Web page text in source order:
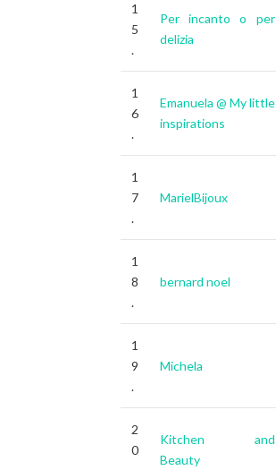
1
5
.
Per incanto o per
delizia
1
6
.
Emanuela @ My little
inspirations
1
7
.
MarielBijoux
1
8
.
bernard noel
1
9
.
Michela
2
0
Kitchen and
Beauty